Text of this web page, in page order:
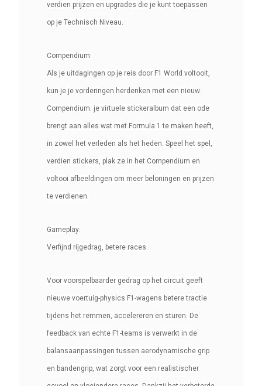
verdien prijzen en upgrades die je kunt toepassen
op je Technisch Niveau.
Compendium:
Als je uitdagingen op je reis door F1 World voltooit,
kun je je vorderingen herdenken met een nieuw
Compendium: je virtuele stickeralbum dat een ode
brengt aan alles wat met Formula 1 te maken heeft,
in zowel het verleden als het heden. Speel het spel,
verdien stickers, plak ze in het Compendium en
voltooi afbeeldingen om meer beloningen en prijzen
te verdienen.
Gameplay:
Verfijnd rijgedrag, betere races.
Voor voorspelbaarder gedrag op het circuit geeft
nieuwe voertuig-physics F1-wagens betere tractie
tijdens het remmen, accelereren en sturen. De
feedback van echte F1-teams is verwerkt in de
balansaanpassingen tussen aerodynamische grip
en bandengrip, wat zorgt voor een realistischer